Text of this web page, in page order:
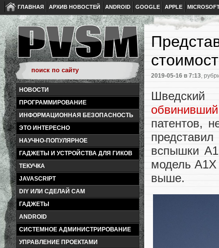
ГЛАВНАЯ АРХИВ НОВОСТЕЙ ANDROID GOOGLE APPLE
НОВОСТИ
ПРОГРАММИРОВАНИЕ
ИНФОРМАЦИОННАЯ БЕЗОПАСНОСТЬ
ЭТО ИНТЕРЕСНО
НАУЧНО-ПОПУЛЯРНОЕ
ГАДЖЕТЫ И УСТРОЙСТВА ДЛЯ ГИКОВ
ТЕКУЧКА
JAVASCRIPT
DIY ИЛИ СДЕЛАЙ САМ
ГАДЖЕТЫ
ANDROID
СИСТЕМНОЕ АДМИНИСТРИРОВАНИЕ
УПРАВЛЕНИЕ ПРОЕКТАМИ
2019-05-16 в 7:13,
патентов,
вспышки
модель A1X
выше.